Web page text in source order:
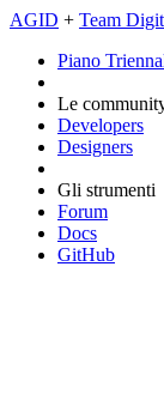
AGID + Team
Piano
Le
Developers
Designers
Gli strumenti
Forum
Docs
GitHub